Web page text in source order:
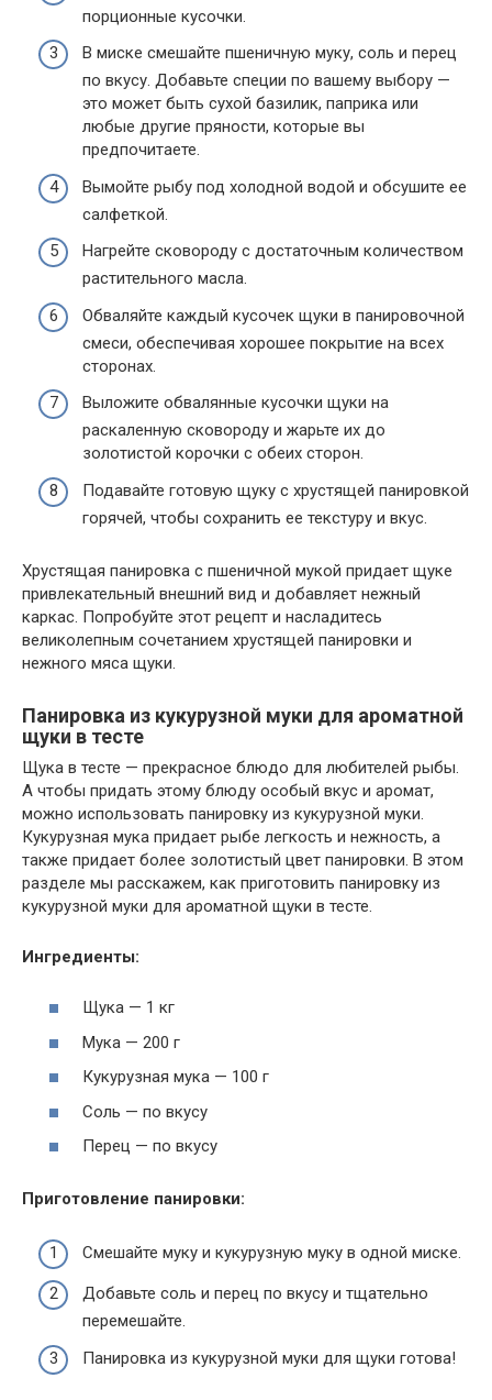
порционные кусочки.
В миске смешайте пшеничную муку, соль и перец
по вкусу. Добавьте специи по вашему выбору —
это может быть сухой базилик, паприка или
любые другие пряности, которые вы
предпочитаете.
Вымойте рыбу под холодной водой и обсушите ее
салфеткой.
Нагрейте сковороду с достаточным количеством
растительного масла.
Обваляйте каждый кусочек щуки в панировочной
смеси, обеспечивая хорошее покрытие на всех
сторонах.
Выложите обвалянные кусочки щуки на
раскаленную сковороду и жарьте их до
золотистой корочки с обеих сторон.
Подавайте готовую щуку с хрустящей панировкой
горячей, чтобы сохранить ее текстуру и вкус.
Хрустящая панировка с пшеничной мукой придает щуке
привлекательный внешний вид и добавляет нежный
каркас. Попробуйте этот рецепт и насладитесь
великолепным сочетанием хрустящей панировки и
нежного мяса щуки.
Панировка из кукурузной муки для ароматной
щуки в тесте
Щука в тесте — прекрасное блюдо для любителей рыбы.
А чтобы придать этому блюду особый вкус и аромат,
можно использовать панировку из кукурузной муки.
Кукурузная мука придает рыбе легкость и нежность, а
также придает более золотистый цвет панировки. В этом
разделе мы расскажем, как приготовить панировку из
кукурузной муки для ароматной щуки в тесте.
Ингредиенты:
Щука — 1 кг
Мука — 200 г
Кукурузная мука — 100 г
Соль — по вкусу
Перец — по вкусу
Приготовление панировки:
Смешайте муку и кукурузную муку в одной миске.
Добавьте соль и перец по вкусу и тщательно
перемешайте.
Панировка из кукурузной муки для щуки готова!